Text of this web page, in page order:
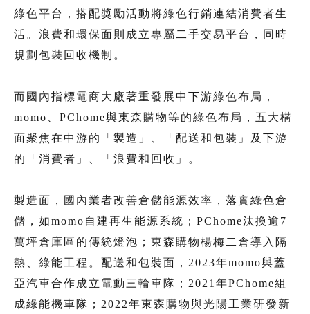
綠色平台，搭配獎勵活動將綠色行銷連結消費者生
活。浪費和環保面則成立專屬二手交易平台，同時
規劃包裝回收機制。
而國內指標電商大廠著重發展中下游綠色布局，
momo、PChome與東森購物等的綠色布局，五大構
面聚焦在中游的「製造」、「配送和包裝」及下游
的「消費者」、「浪費和回收」。
製造面，國內業者改善倉儲能源效率，落實綠色倉
儲，如momo自建再生能源系統；PChome汰換逾7
萬坪倉庫區的傳統燈泡；東森購物楊梅二倉導入隔
熱、綠能工程。配送和包裝面，2023年momo與蓋
亞汽車合作成立電動三輪車隊；2021年PChome組
成綠能機車隊；2022年東森購物與光陽工業研發新